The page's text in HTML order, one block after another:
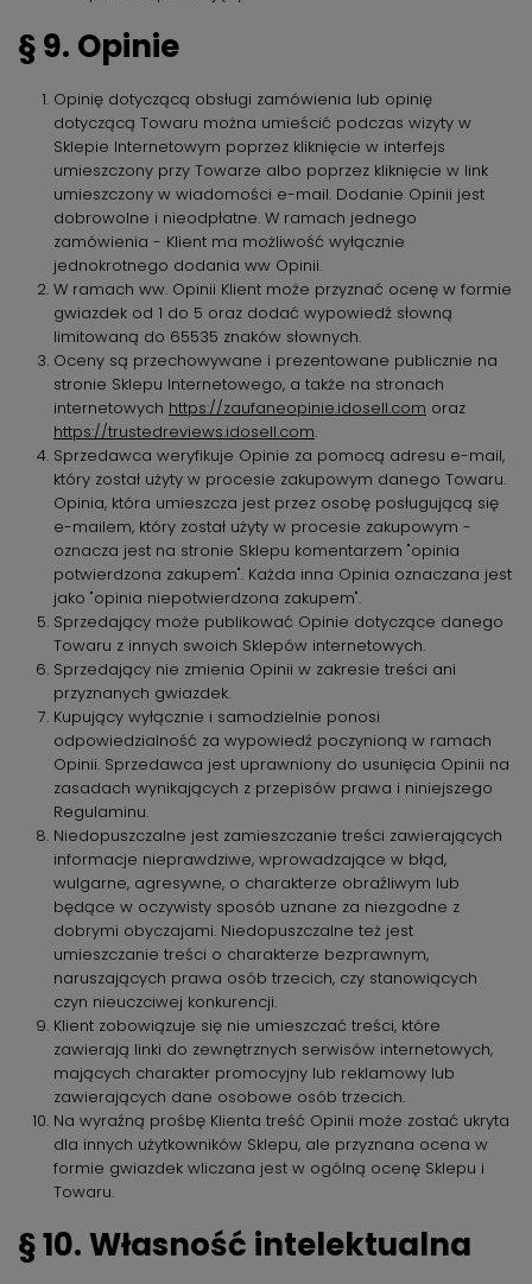
§ 9. Opinie
Opinię dotyczącą obsługi zamówienia lub opinię
dotyczącą Towaru można umieścić podczas wizyty w
Sklepie Internetowym poprzez kliknięcie w interfejs
umieszczony przy Towarze albo poprzez kliknięcie w link
umieszczony w wiadomości e-mail. Dodanie Opinii jest
dobrowolne i nieodpłatne. W ramach jednego
zamówienia - Klient ma możliwość wyłącznie
jednokrotnego dodania ww Opinii.
W ramach ww. Opinii Klient może przyznać ocenę w formie
gwiazdek od 1 do 5 oraz dodać wypowiedź słowną
limitowaną do 65535 znaków słownych.
Oceny są przechowywane i prezentowane publicznie na
stronie Sklepu Internetowego, a także na stronach
internetowych https://zaufaneopinie.idosell.com oraz
https://trustedreviews.idosell.com.
Sprzedawca weryfikuje Opinie za pomocą adresu e-mail,
który został użyty w procesie zakupowym danego Towaru.
Opinia, która umieszcza jest przez osobę posługującą się
e-mailem, który został użyty w procesie zakupowym -
oznacza jest na stronie Sklepu komentarzem "opinia
potwierdzona zakupem". Każda inna Opinia oznaczana jest
jako "opinia niepotwierdzona zakupem".
Sprzedający może publikować Opinie dotyczące danego
Towaru z innych swoich Sklepów internetowych.
Sprzedający nie zmienia Opinii w zakresie treści ani
przyznanych gwiazdek.
Kupujący wyłącznie i samodzielnie ponosi
odpowiedzialność za wypowiedź poczynioną w ramach
Opinii. Sprzedawca jest uprawniony do usunięcia Opinii na
zasadach wynikających z przepisów prawa i niniejszego
Regulaminu.
Niedopuszczalne jest zamieszczanie treści zawierających
informacje nieprawdziwe, wprowadzające w błąd,
wulgarne, agresywne, o charakterze obraźliwym lub
będące w oczywisty sposób uznane za niezgodne z
dobrymi obyczajami. Niedopuszczalne też jest
umieszczanie treści o charakterze bezprawnym,
naruszających prawa osób trzecich, czy stanowiących
czyn nieuczciwej konkurencji.
Klient zobowiązuje się nie umieszczać treści, które
zawierają linki do zewnętrznych serwisów internetowych,
mających charakter promocyjny lub reklamowy lub
zawierających dane osobowe osób trzecich.
Na wyraźną prośbę Klienta treść Opinii może zostać ukryta
dla innych użytkowników Sklepu, ale przyznana ocena w
formie gwiazdek wliczana jest w ogólną ocenę Sklepu i
Towaru.
§ 10. Własność intelektualna